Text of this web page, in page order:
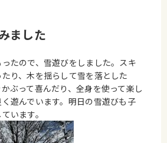
ました
たので、雪遊びをしました。スキ
り、木を揺らして雪を落とした
ぶって喜んだり、全身を使って楽し
遊んでいます。明日の雪遊びも子
います。